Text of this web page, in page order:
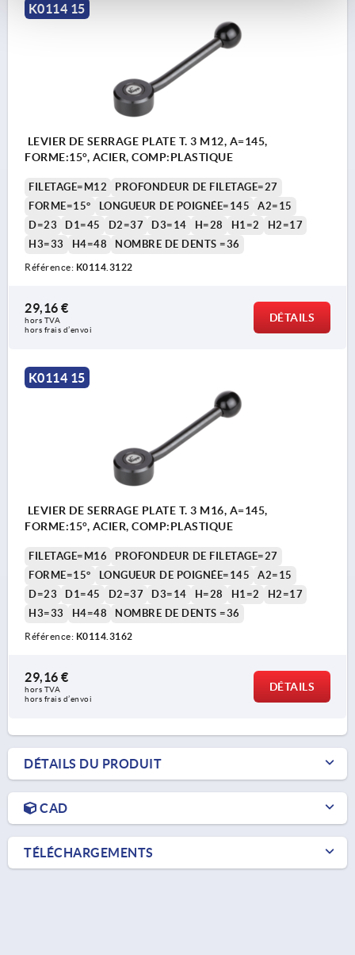
K0114 15
LEVIER DE SERRAGE PLATE T. 3 M12, A=145,
FORME:15°, ACIER, COMP:PLASTIQUE
FILETAGE=M12
PROFONDEUR DE FILETAGE=27
FORME=15°
LONGUEUR DE POIGNÉE=145
A2=15
D=23
D1=45 D2=37 D3=14 H=28 H1=2
H2=17
H3=33
H4=48 NOMBRE DE DENTS =36
Référence: K0114.3122
29,16 €
hors TVA
hors frais d’envoi
DÉTAILS
K0114 15
LEVIER DE SERRAGE PLATE T. 3 M16, A=145,
FORME:15°, ACIER, COMP:PLASTIQUE
FILETAGE=M16
PROFONDEUR DE FILETAGE=27
FORME=15°
LONGUEUR DE POIGNÉE=145
A2=15
D=23
D1=45 D2=37 D3=14 H=28 H1=2
H2=17
H3=33
H4=48 NOMBRE DE DENTS =36
Référence: K0114.3162
29,16 €
hors TVA
hors frais d’envoi
DÉTAILS
DÉTAILS DU PRODUIT
CAD
TÉLÉCHARGEMENTS